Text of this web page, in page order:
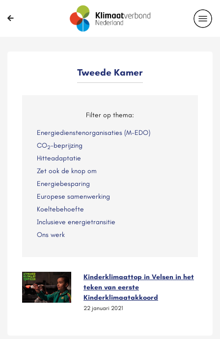
Tweede Kamer
Filter op thema:
Energiedienstenorganisaties (M-EDO)
CO2-beprijzing
Hitteadaptatie
Zet ook de knop om
Energiebesparing
Europese samenwerking
Koeltebehoefte
Inclusieve energietransitie
Ons werk
Kinderklimaattop in Velsen in het
teken van eerste
Kinderklimaatakkoord
22 januari 2021